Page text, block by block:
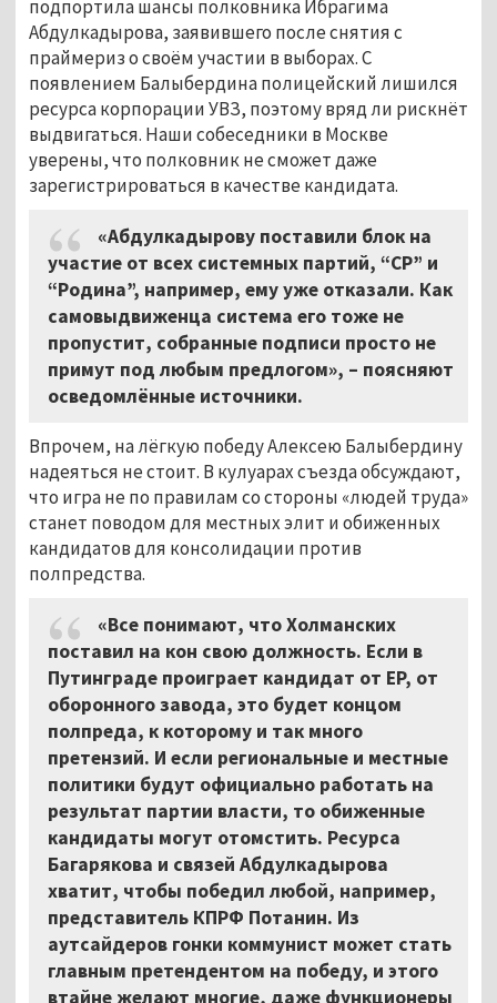
подпортила шансы полковника Ибрагима
Абдулкадырова, заявившего после снятия с
праймериз о своём участии в выборах. С
появлением Балыбердина полицейский лишился
ресурса корпорации УВЗ, поэтому вряд ли рискнёт
выдвигаться. Наши собеседники в Москве
уверены, что полковник не сможет даже
зарегистрироваться в качестве кандидата.
«Абдулкадырову поставили блок на
участие от всех системных партий, “СР” и
“Родина”, например, ему уже отказали. Как
самовыдвиженца система его тоже не
пропустит, собранные подписи просто не
примут под любым предлогом», – поясняют
осведомлённые источники.
Впрочем, на лёгкую победу Алексею Балыбердину
надеяться не стоит. В кулуарах съезда обсуждают,
что игра не по правилам со стороны «людей труда»
станет поводом для местных элит и обиженных
кандидатов для консолидации против
полпредства.
«Все понимают, что Холманских
поставил на кон свою должность. Если в
Путинграде проиграет кандидат от ЕР, от
оборонного завода, это будет концом
полпреда, к которому и так много
претензий. И если региональные и местные
политики будут официально работать на
результат партии власти, то обиженные
кандидаты могут отомстить. Ресурса
Багарякова и связей Абдулкадырова
хватит, чтобы победил любой, например,
представитель КПРФ Потанин. Из
аутсайдеров гонки коммунист может стать
главным претендентом на победу, и этого
втайне желают многие, даже функционеры